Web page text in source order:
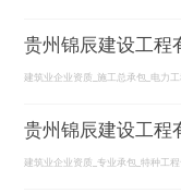
贵州锦辰建设工程
建筑业企业资质_施工总承包_电力
贵州锦辰建设工程
建筑业企业资质_专业承包_特种工